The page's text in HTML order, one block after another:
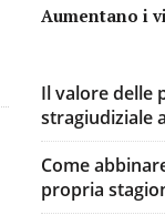
Aumentano i
Il valore delle
stragiudiziale
Come
propria